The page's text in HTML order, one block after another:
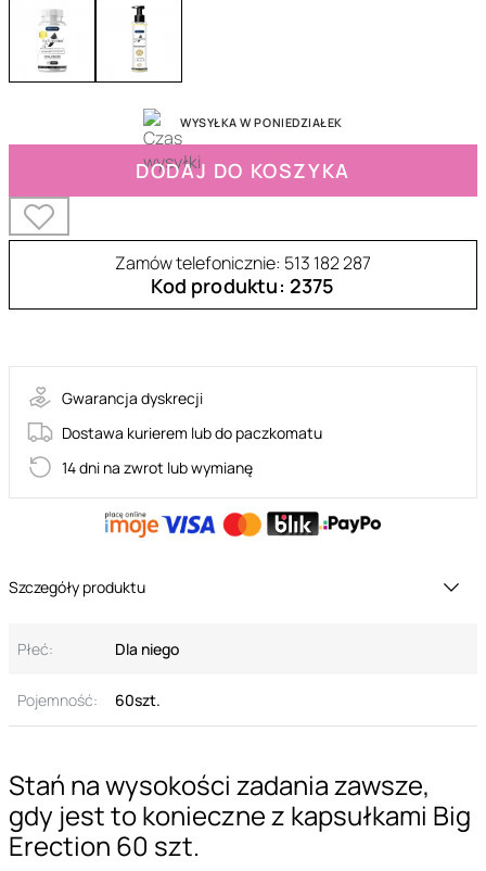
Stań na wysokości zadania zawsze,
gdy jest to konieczne z kapsułkami Big
Erection 60 szt.
WYSYŁKA W PONIEDZIAŁEK
DODAJ DO KOSZYKA
Zamów telefonicznie: 513 182 287
Kod produktu: 2375
Gwarancja dyskrecji
Dostawa kurierem lub do paczkomatu
14 dni na zwrot lub wymianę
Szczegóły produktu
Płeć: Dla niego
Pojemność: 60szt.